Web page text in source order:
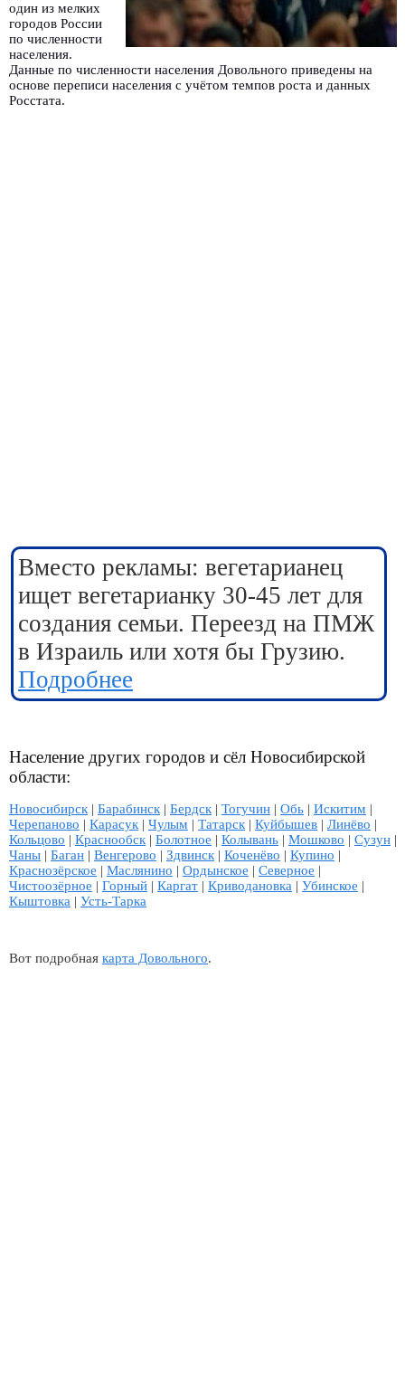
один из мелких
городов России
по численности
населения.
Данные по численности населения Довольного приведены на
основе переписи населения с учётом темпов роста и данных
Росстата.
Вместо рекламы: вегетарианец
ищет вегетарианку 30-45 лет для
создания семьи. Переезд на ПМЖ
в Израиль или хотя бы Грузию.
Подробнее
Население других городов и сёл Новосибирской
области:
Новосибирск | Барабинск | Бердск | Тогучин | Обь | Искитим |
Черепаново | Карасук | Чулым | Татарск | Куйбышев | Линёво |
Кольцово | Краснообск | Болотное | Колывань | Мошково | Сузун |
Чаны | Баган | Венгерово | Здвинск | Коченёво | Купино |
Краснозёрское | Маслянино | Ордынское | Северное |
Чистоозёрное | Горный | Каргат | Криводановка | Убинское |
Кыштовка | Усть-Тарка
Вот подробная карта Довольного.